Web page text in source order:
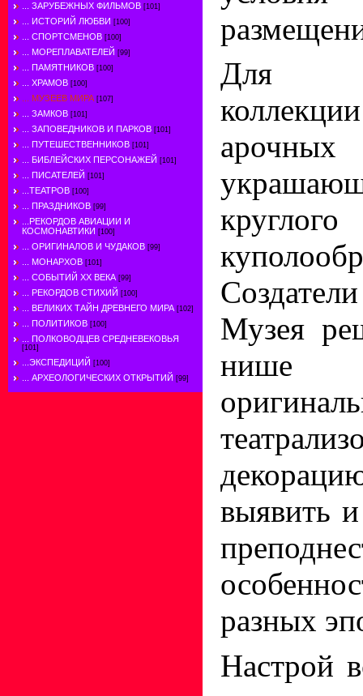
... ЗАРУБЕЖНЫХ ФИЛЬМОВ [101]
... ИСТОРИЙ ЛЮБВИ [100]
... СПОРТСМЕНОВ [100]
... МОРЕПЛАВАТЕЛЕЙ [99]
... ПАМЯТНИКОВ [100]
... ХРАМОВ [100]
... МУЗЕЕВ МИРА [107]
... ЗАМКОВ [101]
... ЗАПОВЕДНИКОВ И ПАРКОВ [101]
... ПУТЕШЕСТВЕННИКОВ [101]
... БИБЛЕЙСКИХ ПЕРСОНАЖЕЙ [101]
... ПИСАТЕЛЕЙ [101]
...ТЕАТРОВ [100]
... ПРАЗДНИКОВ [99]
...РЕКОРДОВ АВИАЦИИ И
КОСМОНАВТИКИ [100]
... ОРИГИНАЛОВ И ЧУДАКОВ [99]
... МОНАРХОВ [101]
... СОБЫТИЙ ХХ ВЕКА [99]
... РЕКОРДОВ СТИХИЙ [100]
... ВЕЛИКИХ ТАЙН ДРЕВНЕГО МИРА [102]
... ПОЛИТИКОВ [100]
... ПОЛКОВОДЦЕВ СРЕДНЕВЕКОВЬЯ
[101]
...ЭКСПЕДИЦИЙ [100]
... АРХЕОЛОГИЧЕСКИХ ОТКРЫТИЙ [99]
Для
круглого
Музея
нише
выявить
разных
Настрой